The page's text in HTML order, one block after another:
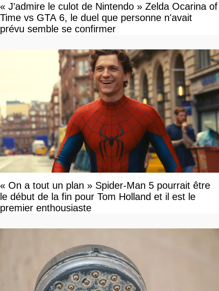
« J’admire le culot de Nintendo » Zelda Ocarina of
Time vs GTA 6, le duel que personne n'avait
prévu semble se confirmer
« On a tout un plan » Spider-Man 5 pourrait être
le début de la fin pour Tom Holland et il est le
premier enthousiaste